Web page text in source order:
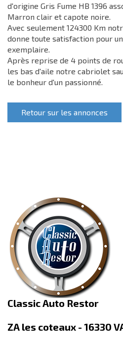
d'origine Gris Fume HB 1396
Marron clair et capote noire.
Avec seulement 124300 Km
donne toute satisfaction pour
exemplaire.
Après reprise de 4 points de
les bas d'aile notre cabriolet
le bonheur d'un passionné.
Retour sur les annonces
Classic Auto Restor
ZA les coteaux - 16330